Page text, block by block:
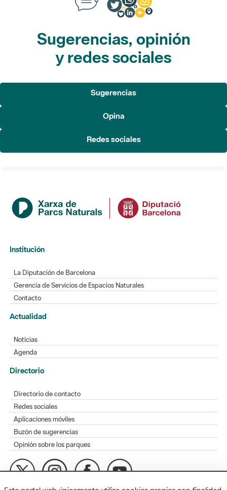
Sugerencias, opinión
y redes sociales
Sugerencias
Opina
Redes sociales
Institución
La Diputación de Barcelona
Gerencia de Servicios de Espacios Naturales
Contacto
Actualidad
Noticias
Agenda
Directorio
Directorio de contacto
Redes sociales
Aplicaciones móviles
Buzón de sugerencias
Opinión sobre los parques